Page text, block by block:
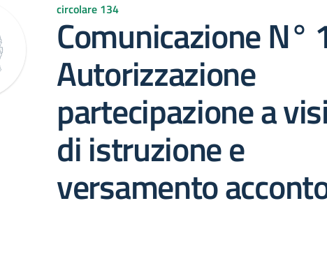
circolare 134
Comunicazione N°
Autorizzazione
partecipazione a
di istruzione e
versamento